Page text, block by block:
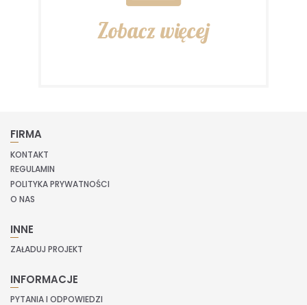
Zobacz więcej
FIRMA
KONTAKT
REGULAMIN
POLITYKA PRYWATNOŚCI
O NAS
INNE
ZAŁADUJ PROJEKT
INFORMACJE
PYTANIA I ODPOWIEDZI